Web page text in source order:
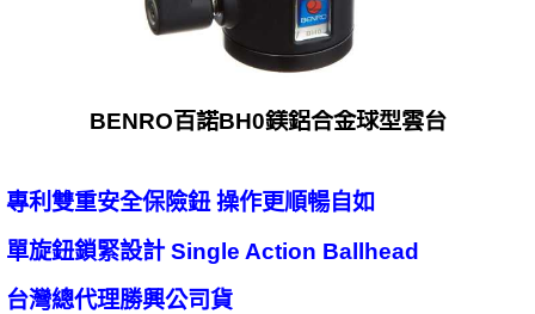
BENRO百諾BH0鎂鋁合金球型雲台
專利雙重安全保險鈕 操作更順暢自如
單旋鈕鎖緊設計 Single Action Ballhead
台灣總代理勝興公司貨